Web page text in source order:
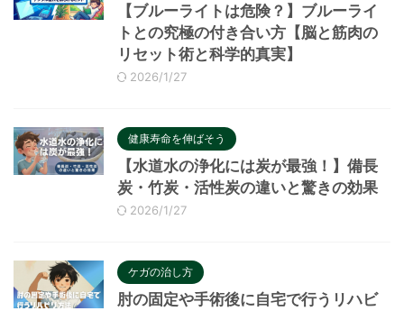
【ブルーライトは危険？】ブルーライ
トとの究極の付き合い方【脳と筋肉の
リセット術と科学的真実】
2026/1/27
健康寿命を伸ばそう
【水道水の浄化には炭が最強！】備長
炭・竹炭・活性炭の違いと驚きの効果
2026/1/27
ケガの治し方
肘の固定や手術後に自宅で行うリハビ